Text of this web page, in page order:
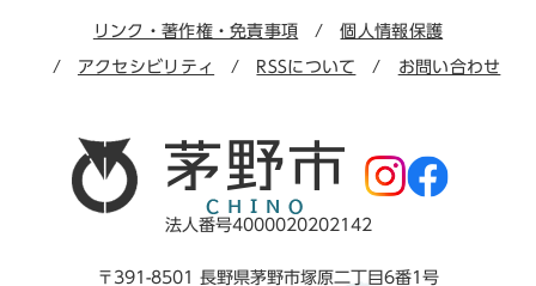
リンク・著作権・免責事項 個人情報保護
アクセシビリティ RSSについて お問い合わせ
法人番号4000020202142
〒391-8501 長野県茅野市塚原二丁目6番1号